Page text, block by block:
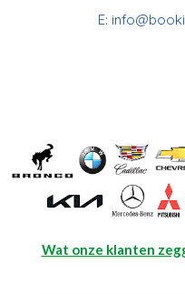
E:
Wat onze klanten